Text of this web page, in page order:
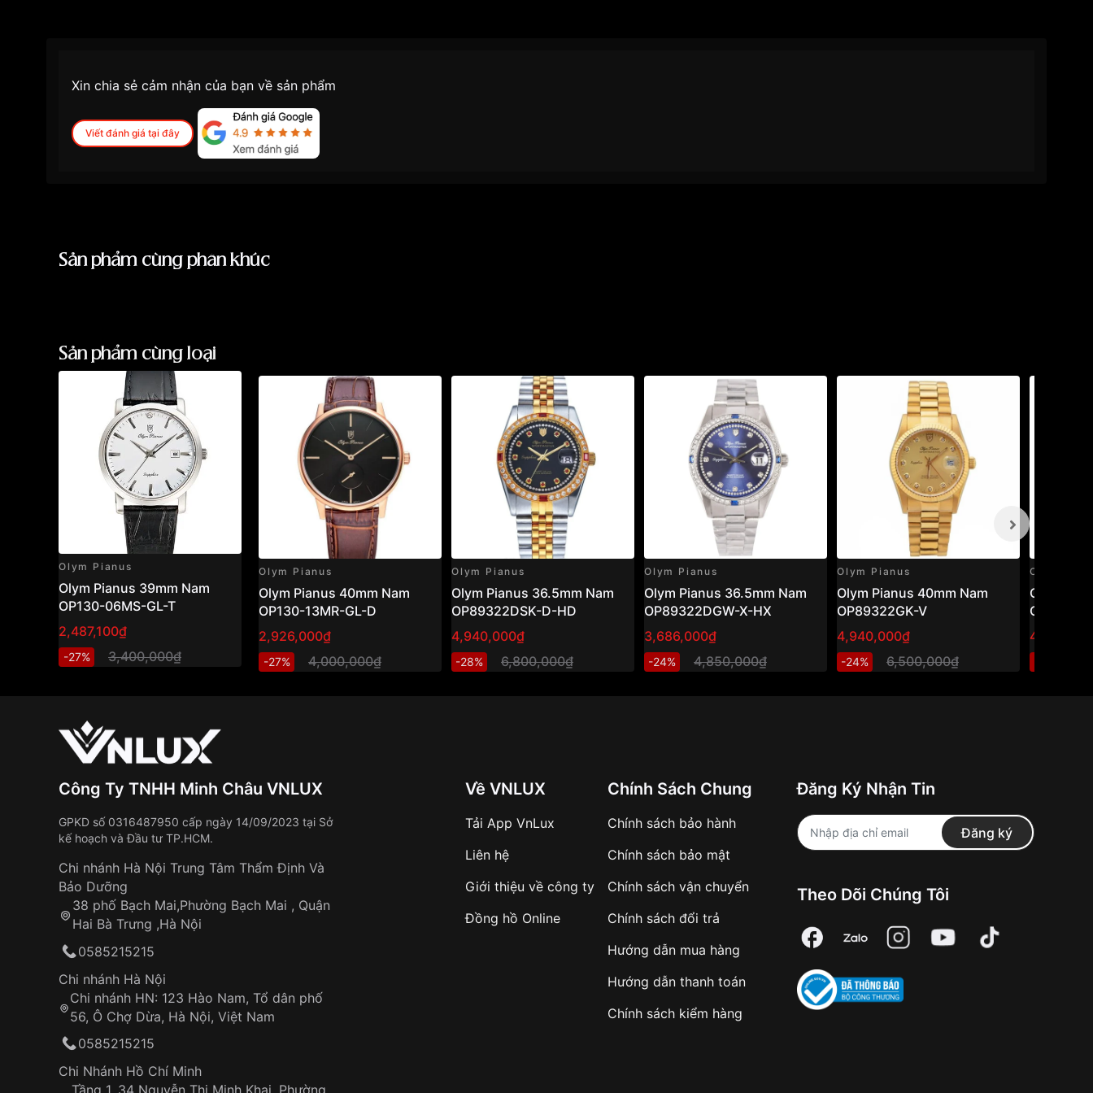
Xin chia sẻ cảm nhận của bạn về sản phẩm
Viết đánh giá tại đây
Sản phẩm cùng phân khúc
Sản phẩm cùng loại
Olym Pianus
Olym Pianus 39mm Nam
OP130-06MS-GL-T
2,487,100₫
-27% 3,400,000₫
Olym Pianus
Olym Pianus 40mm Nam
OP130-13MR-GL-D
2,926,000₫
-27% 4,000,000₫
Olym Pianus
Olym Pianus 36.5mm Nam
OP89322DSK-D-HD
4,940,000₫
-28% 6,800,000₫
Olym Pianus
Olym Pianus 36.5mm Nam
OP89322DGW-X-HX
3,686,000₫
-24% 4,850,000₫
Olym Pianus
Olym Pianus 40mm Nam
OP89322GK-V
4,940,000₫
-24% 6,500,000₫
Olym
Olym
OP9927-
Công Ty TNHH Minh Châu VNLUX
GPKD số 0316487950 cấp ngày 14/09/2023 tại Sở
kế hoạch và Đầu tư TP.HCM.
Chi nhánh Hà Nội Trung Tâm Thẩm Định Và
Bảo Dưỡng
38 phố Bạch Mai,Phường Bạch Mai , Quận
Hai Bà Trưng ,Hà Nội
0585215215
Chi nhánh Hà Nội
Chi nhánh HN: 123 Hào Nam, Tổ dân phố
56, Ô Chợ Dừa, Hà Nội, Việt Nam
0585215215
Chi Nhánh Hồ Chí Minh
Về VNLUX
Tải App VnLux
Liên hệ
Giới thiệu về công ty
Đồng hồ Online
Chính Sách Chung
Chính sách bảo hành
Chính sách bảo mật
Chính sách vận chuyển
Chính sách đổi trả
Hướng dẫn mua hàng
Hướng dẫn thanh toán
Chính sách kiểm hàng
Đăng Ký Nhận Tin
Đăng ký
Theo Dõi Chúng Tôi